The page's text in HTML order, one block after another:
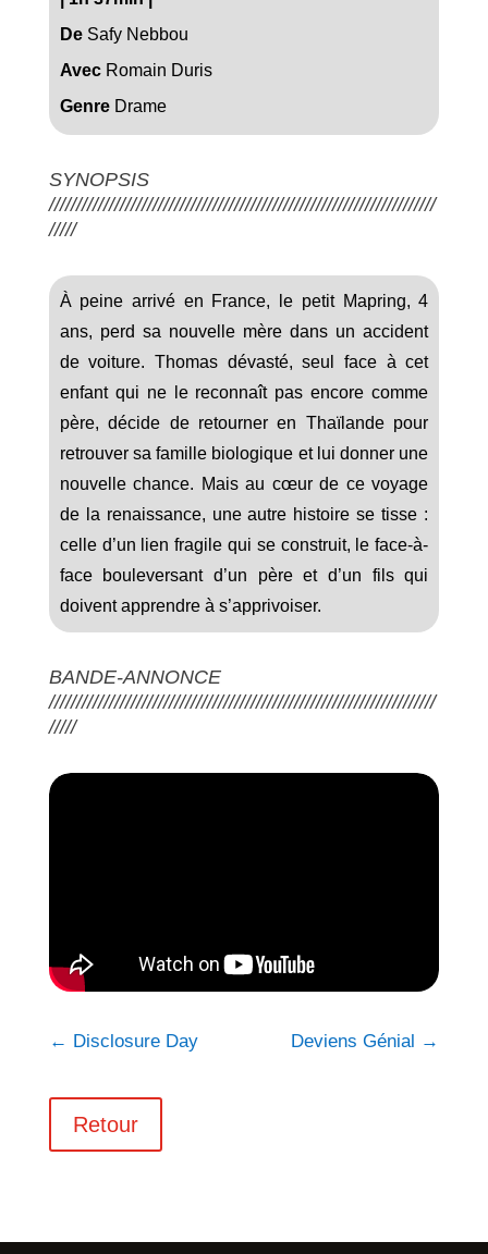
DeSafy Nebbou
AvecRomain Duris
GenreDrame
SYNOPSIS
///////////////////////////////////////////////////////////////////////
/////
À peine arrivé en France, le petit Mapring, 4
ans, perd sa nouvelle mère dans un accident
de voiture. Thomas dévasté, seul face à cet
enfant qui ne le reconnaît pas encore comme
père, décide de retourner en Thaïlande pour
retrouver sa famille biologique et lui donner une
nouvelle chance. Mais au cœur de ce voyage
de la renaissance, une autre histoire se tisse :
celle d’un lien fragile qui se construit, le face-à-
face bouleversant d’un père et d’un fils qui
doivent apprendre à s’apprivoiser.
BANDE-ANNONCE
///////////////////////////////////////////////////////////////////////
/////
← Disclosure Day Deviens Génial →
Retour